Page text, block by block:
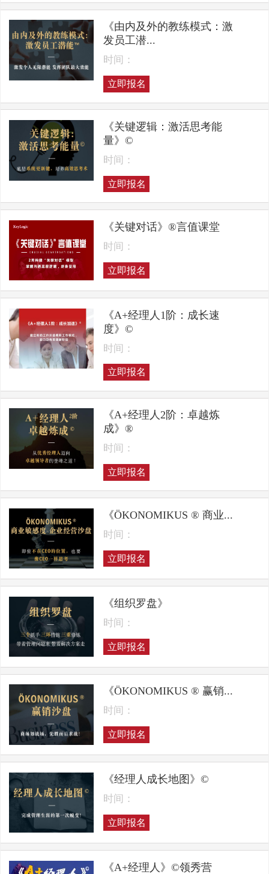
《由内及外的教练模式：激
发员工潜...
时间：
立即报名
《关键逻辑：激活思考能
量》©
时间：
立即报名
《关键对话》®言值课堂
时间：
立即报名
《A+经理人1阶：成长速
度》©
时间：
立即报名
《A+经理人2阶：卓越炼
成》®
时间：
立即报名
《ÖKONOMIKUS ® 商业...
时间：
立即报名
《组织罗盘》
时间：
立即报名
《ÖKONOMIKUS ® 赢销...
时间：
立即报名
《经理人成长地图》©
时间：
立即报名
《A+经理人》©领秀营